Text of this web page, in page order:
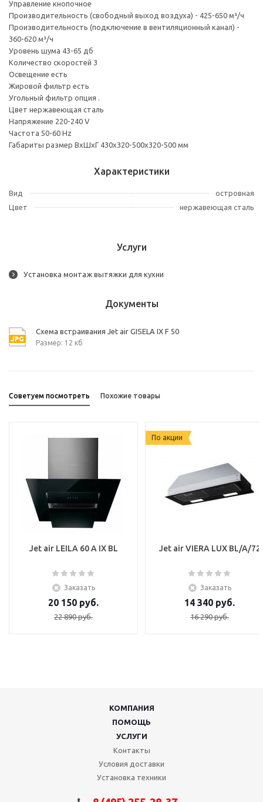
Управление кнопочное
Производительность (свободный выход воздуха) - 425-650 м³/ч
Производительность (подключение в вентиляционный канал) -
360-620 м³/ч
Уровень шума 43-65 дб
Количество скоростей 3
Освещение есть
Жировой фильтр есть
Угольный фильтр опция .
Цвет нержавеющая сталь
Напряжение 220-240 V
Частота 50-60 Hz
Габариты размер ВхШхГ 430х320-500х320-500 мм
Характеристики
Вид
островная
Цвет
нержавеющая сталь
Услуги
Установка монтаж вытяжки для кухни
Документы
Схема встраивания Jet air GISELA IX F 50
Размер: 12 кб
Советуем посмотреть Похожие товары
Jet air LEILA 60 A IX BL
Заказать
20 150 руб.
22 890руб.
По акции
Jet air VIERA LUX BL/A/72
Заказать
14 340 руб.
16 290руб.
КОМПАНИЯ
ПОМОЩЬ
УСЛУГИ
Контакты
Условия доставки
Установка техники